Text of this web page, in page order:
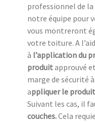
professionnel de
notre équipe pour
vous montreront
votre toiture. A
à l’application du
produitapprouvé
marge de sécurité
appliquer le
Suivant les cas, il
couches.Cela